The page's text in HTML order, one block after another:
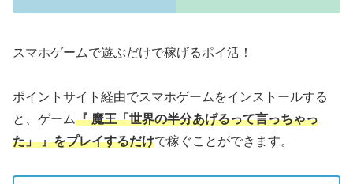
スマホゲームで遊ぶだけで稼げるポイ活！
ポイントサイト経由でスマホゲームをインストールする
と、ゲーム『 魔王「世界の半分あげるって言っちゃっ
た」 』をプレイするだけで稼ぐことができます。